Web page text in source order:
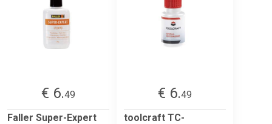
€ 6.49
Faller Super-Expert
€ 6.49
toolcraft TC-